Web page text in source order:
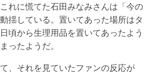
れに慌てた石田みなみさんは「今の
揺している。置いてあった場所はタ
頃から生理用品を置いてあったよう
ったようだ。
、それを見ていたファンの反応が